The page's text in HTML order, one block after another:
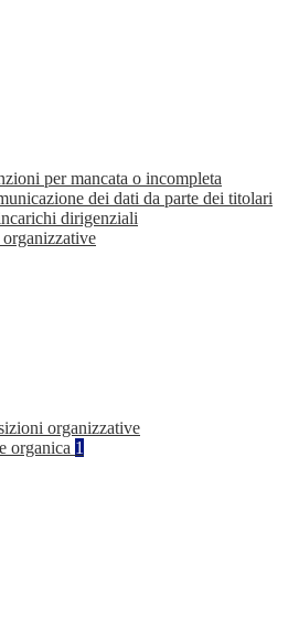
per mancata o incompleta
dei dati da parte dei titolari
dirigenziali
organizzative
organica 1